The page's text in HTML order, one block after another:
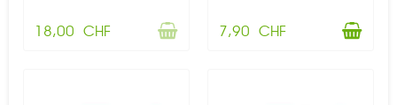
18,00 CHF 7,90 CHF